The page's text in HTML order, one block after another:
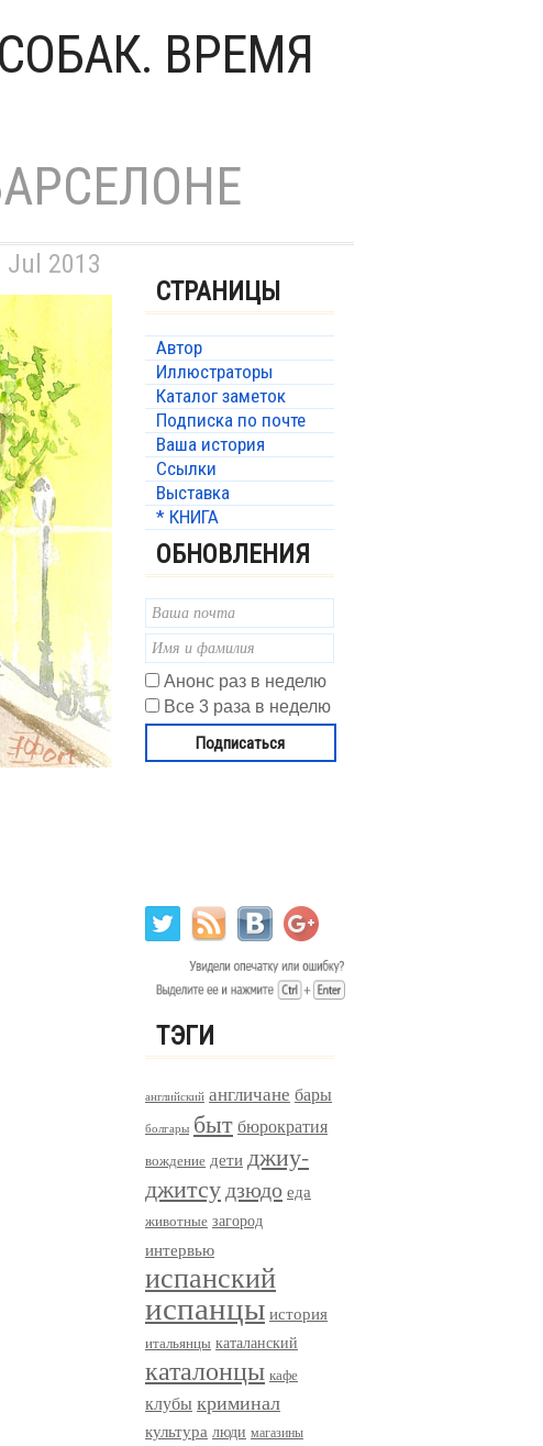
ВРЕМЯ
Jul 2013
СТРАНИЦЫ
Автор
Иллюстраторы
Каталог заметок
Подписка по почте
Ваша история
Ссылки
Выставка
* КНИГА
ОБНОВЛЕНИЯ
Анонс раз в неделю
Все 3 раза в неделю
ТЭГИ
английский англичане бары
болгары бытбюрократия
вождение дети джиу-
джитсудзюдо еда
животные загород
интервью
испанский
испанцы история
итальянцы каталанский
каталонцы кафе
клубы криминал
культура люди магазины